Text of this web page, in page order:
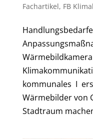
Fachartikel, FB
kommunales I
Wärmebilder von
Stadtraum